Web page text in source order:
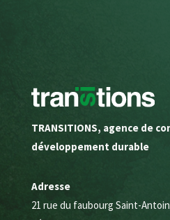
TRANSITIONS, agence de
développement durable
Adresse
21 rue du faubourg Saint-